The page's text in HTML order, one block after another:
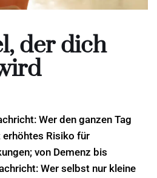
der dich
Wer den ganzen Tag
Risiko für
von Demenz bis
Wer selbst nur kleine